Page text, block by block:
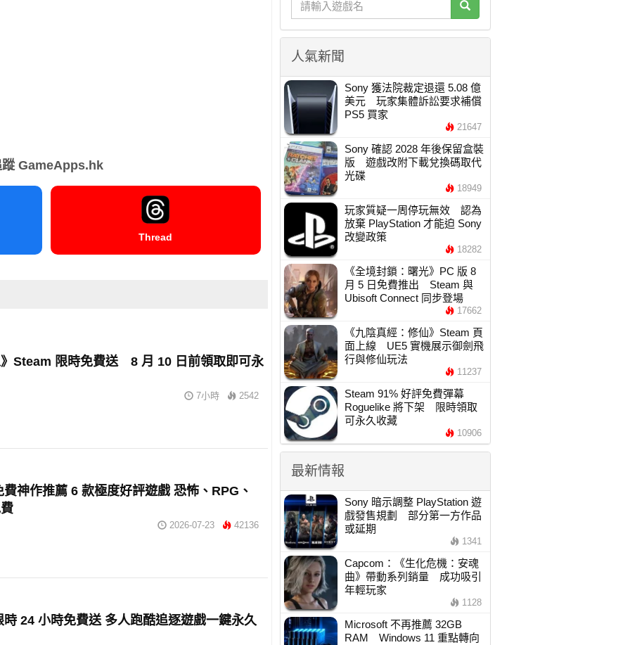
蹤 GameApps.hk
Thread
》Steam 限時免費送 8 月 10 日前領取即可永
7小時 2542
神作推薦 6 款極度好評遊戲 恐怖、RPG、
2026-07-23 42136
24 小時免費送 多人跑酷追逐遊戲一鍵永久
人氣新聞
Sony 獲法院裁定退還 5.08 億
美元 玩家集體訴訟要求補償
PS5 買家
21647
Sony 確認 2028 年後保留盒裝
版 遊戲改附下載兌換碼取代
光碟
18949
玩家質疑一周停玩無效 認為
放棄 PlayStation 才能迫 Sony
改變政策
18282
《全境封鎖：曙光》PC 版 8
月 5 日免費推出 Steam 與
Ubisoft Connect 同步登場
17662
《九陰真經：修仙》Steam 頁
面上線 UE5 實機展示御劍飛
行與修仙玩法
11237
Steam 91% 好評免費彈幕
Roguelike 將下架 限時領取
可永久收藏
10906
最新情報
Sony 暗示調整 PlayStation 遊
戲發售規劃 部分第一方作品
或延期
1341
Capcom：《生化危機：安魂
曲》帶動系列銷量 成功吸引
年輕玩家
1128
Microsoft 不再推薦 32GB
RAM Windows 11 重點轉向